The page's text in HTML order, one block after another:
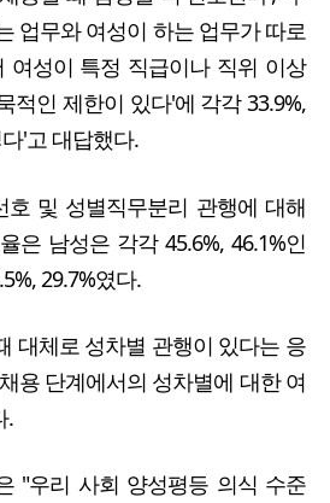
업무와 여성이 하는 업무가 따로
여성이 특정 직급이나 직위 이상
적인 제한이 있다'에 각각 33.9%,
'고 대답했다.
및 성별직무분리 관행에 대해
은 남성은 각각 45.6%, 46.1%인
29.7%였다.
대체로 성차별 관행이 있다는 응
용 단계에서의 성차별에 대한 여
.
"우리 사회 양성평등 의식 수준